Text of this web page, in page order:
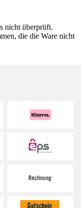
nicht überprüft.
die die Ware nicht